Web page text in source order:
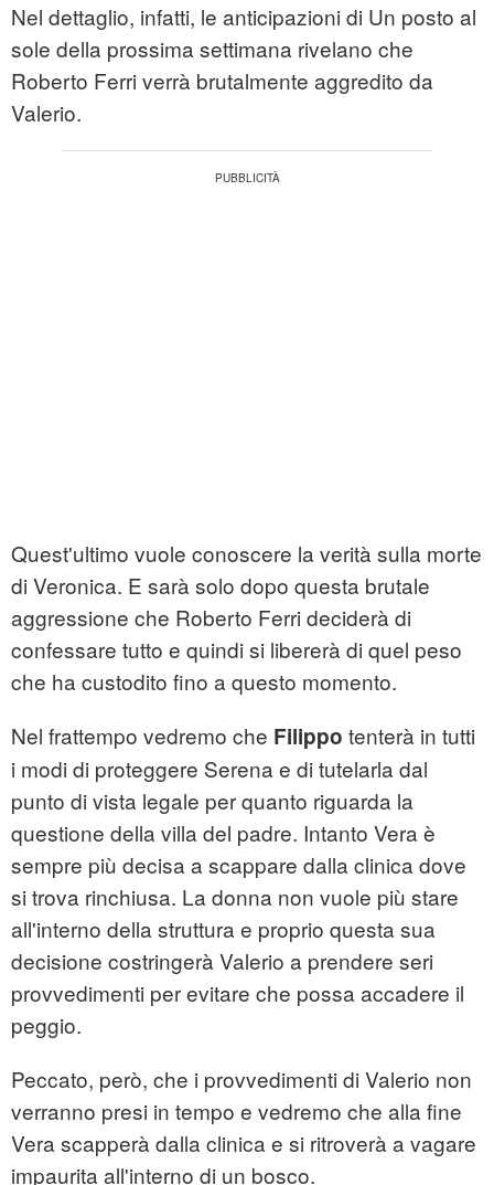
Nel dettaglio, infatti, le anticipazioni di Un posto al
sole della prossima settimana rivelano che
Roberto Ferri verrà brutalmente aggredito da
Valerio.
Quest'ultimo vuole conoscere la verità sulla morte
di Veronica. E sarà solo dopo questa brutale
aggressione che Roberto Ferri deciderà di
confessare tutto e quindi si libererà di quel peso
che ha custodito fino a questo momento.
Nel frattempo vedremo che Filippo tenterà in tutti
i modi di proteggere Serena e di tutelarla dal
punto di vista legale per quanto riguarda la
questione della villa del padre. Intanto Vera è
sempre più decisa a scappare dalla clinica dove
si trova rinchiusa. La donna non vuole più stare
all'interno della struttura e proprio questa sua
decisione costringerà Valerio a prendere seri
provvedimenti per evitare che possa accadere il
peggio.
Peccato, però, che i provvedimenti di Valerio non
verranno presi in tempo e vedremo che alla fine
Vera scapperà dalla clinica e si ritroverà a vagare
impaurita all'interno di un bosco.